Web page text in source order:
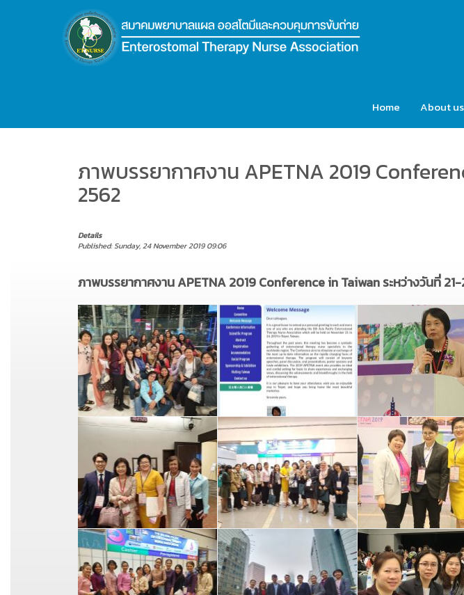
.
Home About us
ภาพบรรยากาศงาน APETNA 2019
2562
Details
Published: Sunday, 24 November 2019 09:06
ภาพบรรยากาศงาน APETNA 2019 Conference in Taiwan ระหว่างวันที่